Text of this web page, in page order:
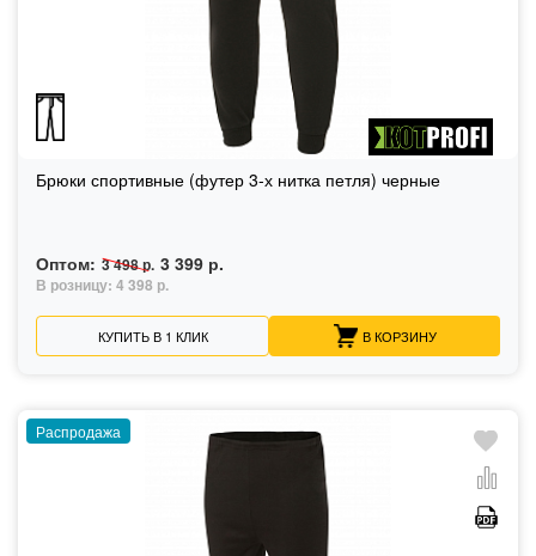
Брюки спортивные (футер 3-х нитка петля) черные
Оптом: 3 498 р. 3 399 р.
В розницу: 4 398 р.
КУПИТЬ В 1 КЛИК В КОРЗИНУ
Распродажа